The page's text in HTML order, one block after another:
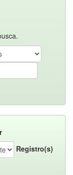
Registro(s)